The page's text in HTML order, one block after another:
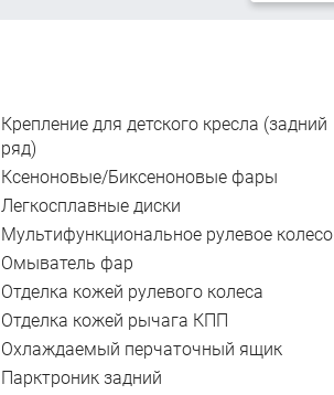
Крепление для детского кресла (задний
ряд)
Ксеноновые/Биксеноновые фары
Легкосплавные диски
Мультифункциональное рулевое колесо
Омыватель фар
Отделка кожей рулевого колеса
Отделка кожей рычага КПП
Охлаждаемый перчаточный ящик
Парктроник задний